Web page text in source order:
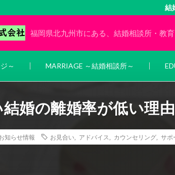
結
福岡県北九州市にある、結婚相談所・教
～ MARRIAGE ～結婚相談所～
婚の離婚率が低い理
知らせ情報 お見合い, アドバイス カウンセリング, サポ